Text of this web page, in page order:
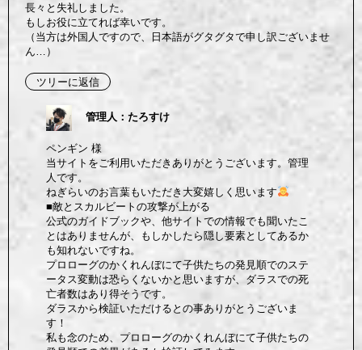
長々と失礼しました。
もしお役に立てれば幸いです。
（当方は外国人ですので、日本語がグタグタで申し訳ございませ
ん…）
ツリーに返信
管理人：たろすけ
ペンギン 様
当サイトをご利用いただきありがとうございます。管理
人です。
ねぎらいのお言葉もいただき大変嬉しく思います
■敵とスカルビートの攻撃が上がる
公式のガイドブックや、他サイトでの情報でも聞いたこ
とはありませんが、もしかしたら隠し要素としてあるか
も知れないですね。
プロローグのかくれんぼにて子供たちの発見順でのステ
ータス変動は恐らくないかと思いますが、ダラスでの死
亡者数はあり得そうです。
ダラスから検証いただけるとの事ありがとうございま
す！
私も念のため、プロローグのかくれんぼにて子供たちの